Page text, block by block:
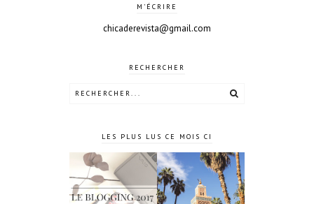
M'ÉCRIRE
chicaderevista@gmail.com
RECHERCHER
LES PLUS LUS CE MOIS CI
Le blogging
4 jours à